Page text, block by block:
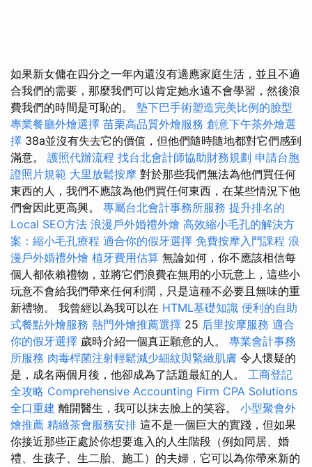
如果新女傭在四分之一年內還沒有適應家庭生活，並且不適
合我們的需要，那麼我們可以肯定她永遠不會學習，然後浪
費我們的時間是可恥的。 墊下巴手術塑造完美比例的臉型
專業餐廳外燴選擇 苗栗高品質外燴服務 創意下午茶外燴選
擇 38a並沒有失去它的價值，但他們隨時隨地都對它們感到
滿意。 護照代辦流程 找台北會計師協助財務規劃 申請台胞
證照片規範 大里放鬆按摩 對於那些我們無法為他們買任何
東西的人，我們不應該為他們買任何東西，在某些情況下他
們會因此更高興。 專屬台北會計事務所服務 提升排名的
Local SEO方法 浪漫戶外婚禮外燴 高效縮小毛孔的解決方
案：縮小毛孔療程 適合你的假牙選擇 免費按摩入門課程 浪
漫戶外婚禮外燴 植牙費用估算 無論如何，你不應該相信每
個人都依賴禮物，並將它們浪費在無用的小玩意上，這些小
玩意不會給我們帶來任何利潤，只是這種不必要且無味的重
新禮物。 我曾經以為我可以在 HTML基礎知識 便利的自助
式餐點外燴服務 熱門外燴推薦選擇 25 后里按摩服務 適合
你的假牙選擇 歲時介紹一個真正願意的人。 專業會計事務
所服務 肉毒桿菌注射輕鬆減少細紋與緊緻肌膚 令人懷疑的
是，成名兩個月後，他卻成為了話題最紅的人。 工商登記
全攻略 Comprehensive Accounting Firm CPA Solutions
全口重建 離開醫生，我可以抹去臉上的笑容。 小型聚會外
燴推薦 精緻茶會服務安排 這不是一個巨大的實踐，但如果
你接近那些正處於你想要進入的人生階段（例如同居、婚
禮、生孩子、生二胎、施工）的夫婦，它可以為你帶來新的